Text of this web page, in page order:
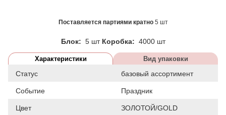
Поставляется партиями кратно 5 шт
Блок: 5 шт Коробка: 4000 шт
Характеристики Вид упаковки
Статус базовый ассортимент
Событие Праздник
Цвет ЗОЛОТОЙ/GOLD